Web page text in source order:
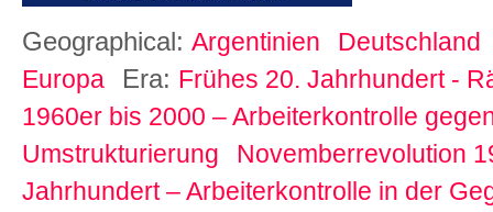
Geographical: Argentinien
Deutschland
Europa
Era: Frühes 20. Jahrhundert -
1960er bis 2000 – Arbeiterkontrolle
Umstrukturierung
Novemberrevolution
Jahrhundert – Arbeiterkontrolle in der